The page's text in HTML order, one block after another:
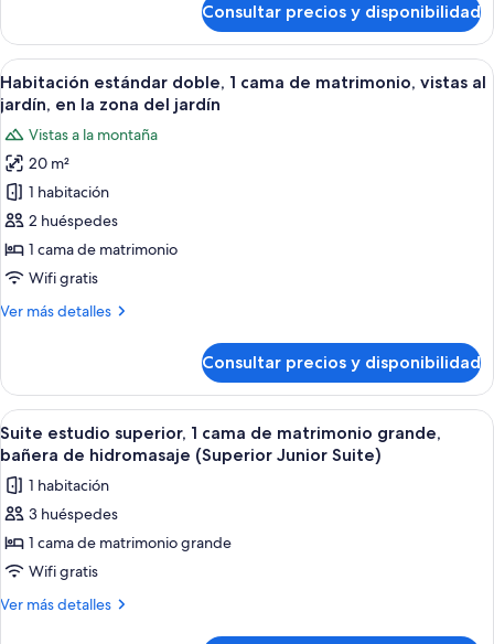
matrimonio
grande,
bañera
de
hidromasaje,
en
una
planta
alta
estudio
junior,
1
cama
de
matrimonio
grande,
bañera
de
hidromasaje,
una
planta
Consultar precios y disponibilidad
Abrir
todas
las
fotos
de
Habitación
estándar
doble,
1
de
al
jardín,
en
la
zona
del
jardín
Un dormitorio con cama, ropa de
5
Habitación estándar doble, 1 cama de matrimonio, vistas al
jardín, en la zona del jardín
Vistas a la montaña
20 m²
1 habitación
2 huéspedes
1 cama de matrimonio
Wifi gratis
Ver más detalles
Más
estándar
doble,
1
cama
matrimonio,
vistas
jardín,
en
zona
Consultar precios y disponibilidad
Abrir
todas
las
fotos
de
Suite
estudio
superior,
Una habitación con cama bajo
10
Suite estudio superior, 1 cama de matrimonio grande,
bañera de hidromasaje (Superior Junior Suite)
1 habitación
3 huéspedes
1 cama de matrimonio grande
Wifi gratis
Ver más detalles
Más